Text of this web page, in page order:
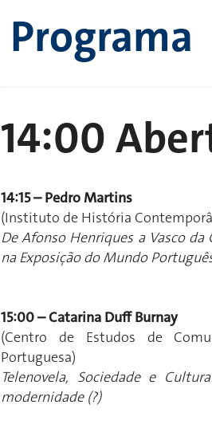
Programa
14:00
14:15 – Pedro Martins
(Instituto de História
De Afonso Henriques a Vasco
na Exposição do Mundo
15:00 – Catarina Duff Burnay
(Centro de Estudos de
Portuguesa)
Telenovela, Sociedade e
modernidade (?)